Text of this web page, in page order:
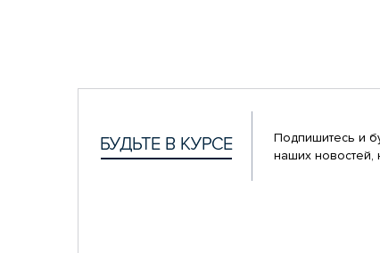
Подпишитесь и
наших новостей,